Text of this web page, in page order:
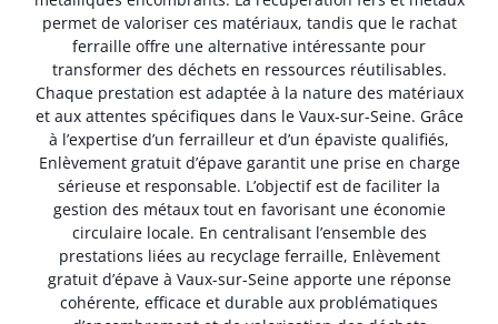
permet de valoriser ces matériaux, tandis que le rachat
ferraille offre une alternative intéressante pour
transformer des déchets en ressources réutilisables.
Chaque prestation est adaptée à la nature des matériaux
et aux attentes spécifiques dans le Vaux-sur-Seine. Grâce
à l’expertise d’un ferrailleur et d’un épaviste qualifiés,
Enlèvement gratuit d’épave garantit une prise en charge
sérieuse et responsable. L’objectif est de faciliter la
gestion des métaux tout en favorisant une économie
circulaire locale. En centralisant l’ensemble des
prestations liées au recyclage ferraille, Enlèvement
gratuit d’épave à Vaux-sur-Seine apporte une réponse
cohérente, efficace et durable aux problématiques